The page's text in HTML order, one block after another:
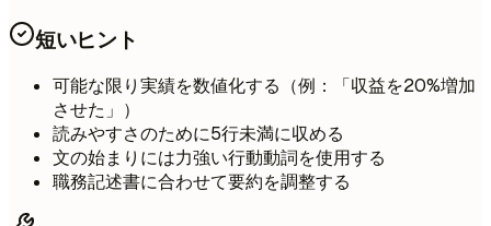
短いヒント
可能な限り実績を数値化する（例：「収益を20%増加
させた」）
読みやすさのために5行未満に収める
文の始まりには力強い行動動詞を使用する
職務記述書に合わせて要約を調整する